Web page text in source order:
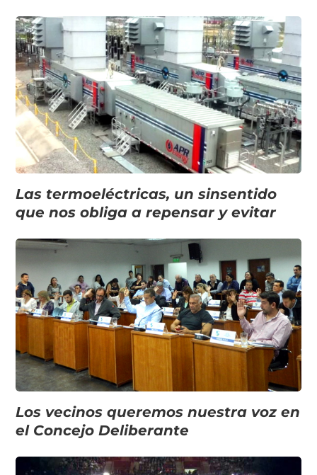
Las termoeléctricas, un sinsentido
que nos obliga a repensar y evitar
Los vecinos queremos nuestra voz en
el Concejo Deliberante